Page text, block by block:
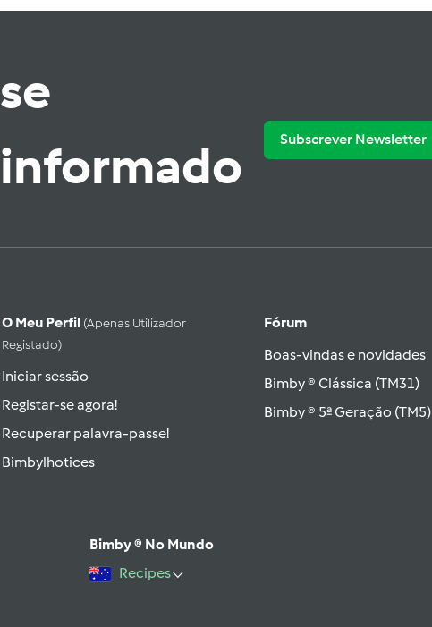
se
informado
Subscrever Newsletter
O Meu Perfil (apenas Utilizador
Registado)
Iniciar sessão
Registar-se agora!
Recuperar palavra-passe!
Bimbylhotices
Fórum
Boas-vindas e novidades
Bimby ® Clássica (TM31)
Bimby ® 5ª Geração (TM5)
Bimby ® No Mundo
Recipes